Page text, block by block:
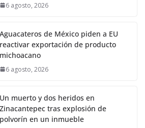
6 agosto, 2026
Aguacateros de México piden a EU
reactivar exportación de producto
michoacano
6 agosto, 2026
Un muerto y dos heridos en
Zinacantepec tras explosión de
polvorín en un inmueble